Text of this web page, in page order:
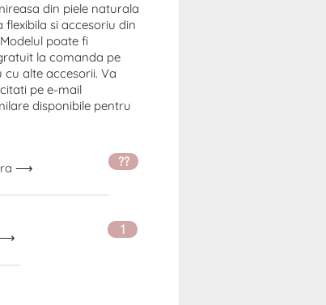
din piele naturala
flexibila si accesoriu din
poate fi
la comanda pe
cu alte accesorii. Va
pe e-mail
disponibile pentru
⟶ ??
⟶
1